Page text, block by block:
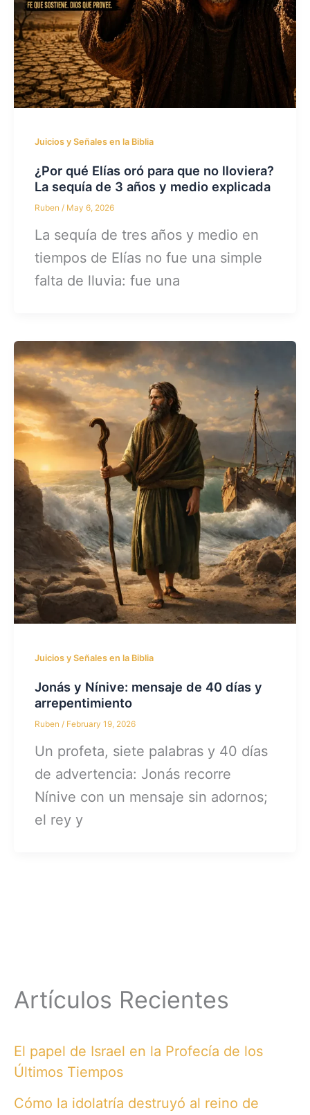
Juicios y Señales en la Biblia
¿Por qué Elías oró para que no lloviera?
La sequía de 3 años y medio explicada
Ruben/ May 6, 2026
La sequía de tres años y medio en
tiempos de Elías no fue una simple
falta de lluvia: fue una
Juicios y Señales en la Biblia
Jonás y Nínive: mensaje de 40 días y
arrepentimiento
Ruben / February 19, 2026
Un profeta, siete palabras y 40 días
de advertencia: Jonás recorre
Nínive con un mensaje sin adornos;
el rey y
Artículos Recientes
El papel de Israel en la Profecía de los
Últimos Tiempos
Cómo la idolatría destruyó al reino de